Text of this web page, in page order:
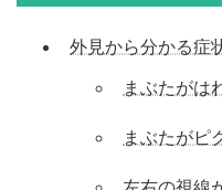
外見から分かる症
まぶたがは
まぶたがピ